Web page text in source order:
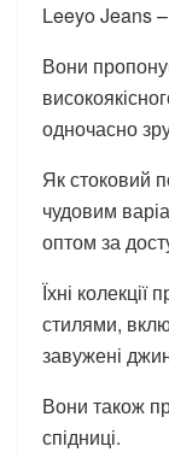
Leeyo Jeans
Вони
одночасно
Як стоковий
чудовим
оптом за
Їхні колекції
стилями,
завужені
Вони також
спідниці.